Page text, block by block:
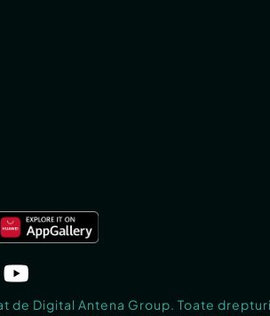
de Digital Antena Group. Toate